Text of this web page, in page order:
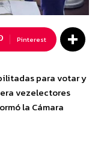
Pinterest
para votar y
vezelectores
la Cámara